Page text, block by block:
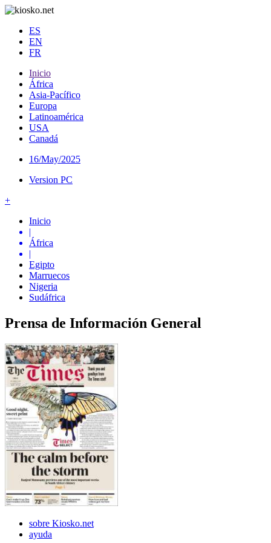
ES
EN
FR
Inicio
África
Asia-Pacífico
Europa
Latinoamérica
USA
Canadá
16/May/2025
Version PC
+
Inicio
|
África
|
Egipto
Marruecos
Nigeria
Sudáfrica
Prensa de Información General
sobre Kiosko.net
ayuda